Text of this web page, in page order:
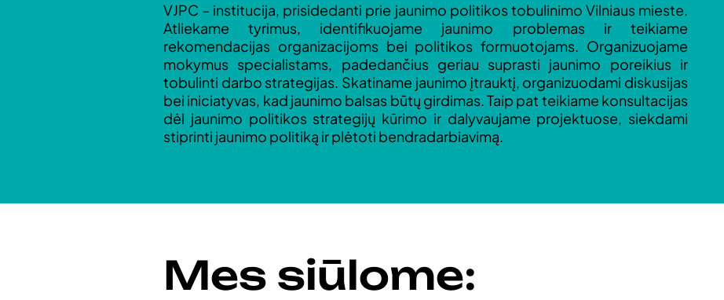
VJPC – institucija, prisidedanti prie jaunimo politikos tobulinimo Vilniaus mieste.
Atliekame tyrimus, identifikuojame jaunimo problemas ir teikiame
rekomendacijas organizacijoms bei politikos formuotojams. Organizuojame
mokymus specialistams, padedančius geriau suprasti jaunimo poreikius ir
tobulinti darbo strategijas. Skatiname jaunimo įtrauktį, organizuodami diskusijas
bei iniciatyvas, kad jaunimo balsas būtų girdimas. Taip pat teikiame konsultacijas
dėl jaunimo politikos strategijų kūrimo ir dalyvaujame projektuose, siekdami
stiprinti jaunimo politiką ir plėtoti bendradarbiavimą.
Mes siūlome: